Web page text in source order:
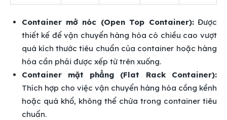
Container mở nóc (Open Top Container):Được
thiết kế để vận chuyển hàng hóa có chiều cao vượt
quá kích thước tiêu chuẩn của container hoặc hàng
hóa cần phải được xếp từ trên xuống.
Container mặt phẳng (Flat Rack Container):
Thích hợp cho việc vận chuyển hàng hóa cồng kềnh
hoặc quá khổ, không thể chứa trong container tiêu
chuẩn.